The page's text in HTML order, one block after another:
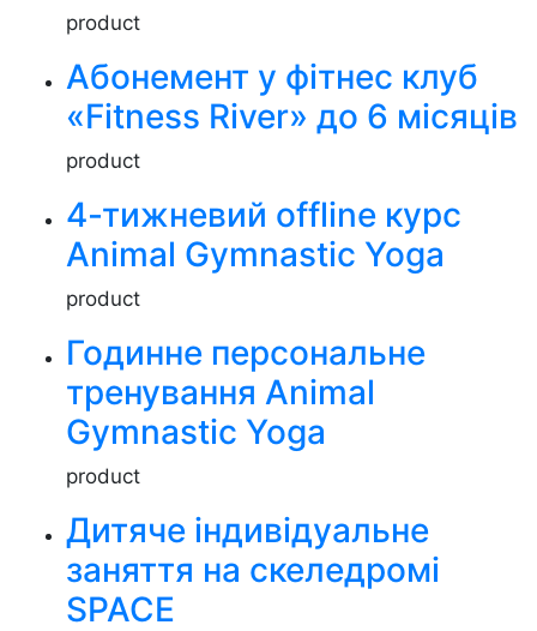
product
Абонемент у фітнес клуб
«Fitness River» до 6 місяців
product
4-тижневий offline курс
Animal Gymnastic Yoga
product
Годинне персональне
тренування Animal
Gymnastic Yoga
product
Дитяче індивідуальне
заняття на скеледромі
SPACE